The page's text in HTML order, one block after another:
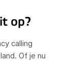
op?
calling
Of je nu